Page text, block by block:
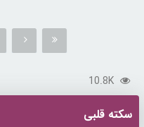
10.8K
سکته قلبی